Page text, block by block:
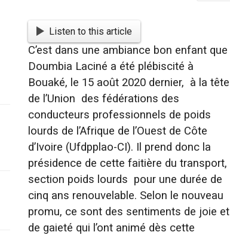
Listen to this article
C’est dans une ambiance bon enfant que
Doumbia Laciné a été plébiscité à
Bouaké, le 15 août 2020 dernier, à la tête
de l’Union des fédérations des
conducteurs professionnels de poids
lourds de l’Afrique de l’Ouest de Côte
d’Ivoire (Ufdpplao-CI). Il prend donc la
présidence de cette faitière du transport,
section poids lourds pour une durée de
cinq ans renouvelable. Selon le nouveau
promu, ce sont des sentiments de joie et
de gaieté qui l’ont animé dès cette